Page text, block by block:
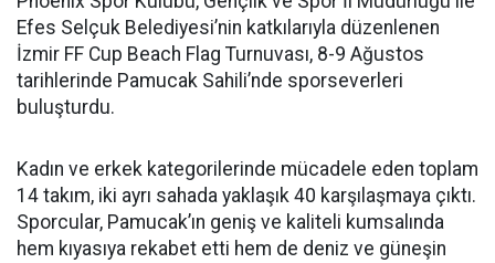
Efes Selçuk Belediyesi’nin katkılarıyla düzenlenen
İzmir FF Cup Beach Flag Turnuvası, 8-9 Ağustos
tarihlerinde Pamucak Sahili’nde sporseverleri
buluşturdu.
Kadın ve erkek kategorilerinde mücadele eden toplam
14 takım, iki ayrı sahada yaklaşık 40 karşılaşmaya çıktı.
Sporcular, Pamucak’ın geniş ve kaliteli kumsalında
hem kıyasıya rekabet etti hem de deniz ve güneşin